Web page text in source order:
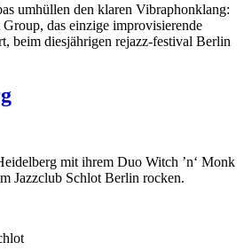
umhüllen den klaren Vibraphonklang:
das einzige improvisierende
beim diesjährigen rejazz-festival Berlin
mit ihrem Duo Witch ’n‘ Monk
Jazzclub Schlot Berlin rocken.